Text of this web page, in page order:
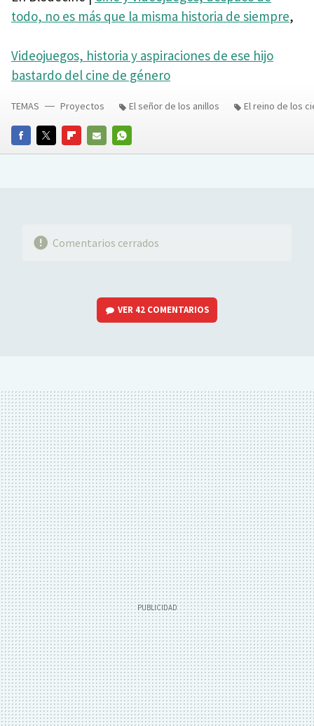
todo, no es más que la misma historia de siempre,
Videojuegos, historia y aspiraciones de ese hijo
bastardo del cine de género
FACEBOOKTWITTERFLIPBOARD
E-
WHATSAPP
TEMAS Proyectos El señor de los anillos El reino de los
Comentarios cerrados
VER 42 COMENTARIOS